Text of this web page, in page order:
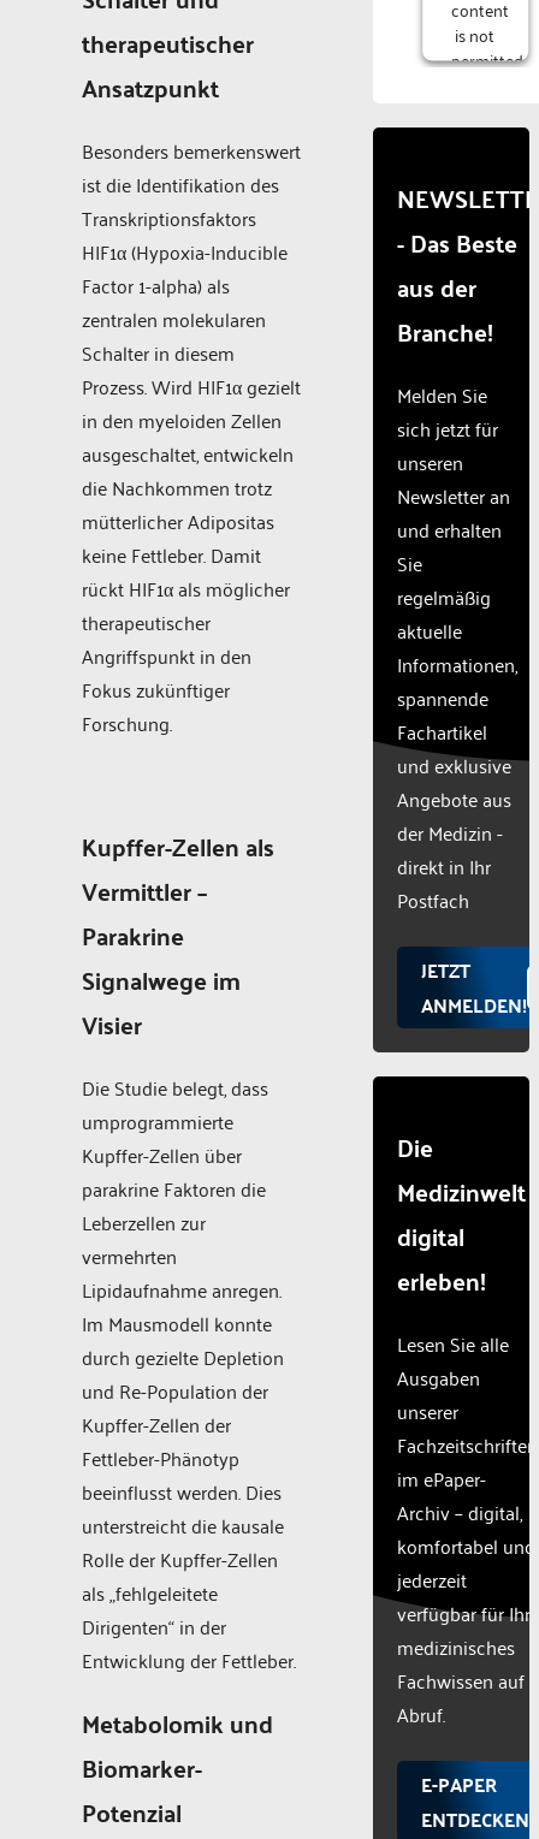
therapeutischer
Ansatzpunkt
Besonders bemerkenswert
ist die Identifikation des
Transkriptionsfaktors
HIF1α (Hypoxia-Inducible
Factor 1-alpha) als
zentralen molekularen
Schalter in diesem
Prozess. Wird HIF1α gezielt
in den myeloiden Zellen
ausgeschaltet, entwickeln
die Nachkommen trotz
mütterlicher Adipositas
keine Fettleber. Damit
rückt HIF1α als möglicher
therapeutischer
Angriffspunkt in den
Fokus zukünftiger
Forschung.
Kupffer-Zellen als
Vermittler –
Parakrine
Signalwege im
Visier
Die Studie belegt, dass
umprogrammierte
Kupffer-Zellen über
parakrine Faktoren die
Leberzellen zur
vermehrten
Lipidaufnahme anregen.
Im Mausmodell konnte
durch gezielte Depletion
und Re-Population der
Kupffer-Zellen der
Fettleber-Phänotyp
beeinflusst werden. Dies
unterstreicht die kausale
Rolle der Kupffer-Zellen
als „fehlgeleitete
Dirigenten“ in der
Entwicklung der Fettleber.
Metabolomik und
Biomarker-
Potenzial
content
is not
permitted
due to
that
are
not
disclosed
to the
The
owner
needs
to
setup
the
site
with
CMP
to add
content
to the
list of
used.
Powered
Consent
- Das Beste
aus der
Branche!
Melden Sie
sich jetzt für
unseren
Newsletter an
und erhalten
Sie
regelmäßig
aktuelle
Informationen,
spannende
Fachartikel
und exklusive
Angebote aus
der Medizin -
direkt in Ihr
Postfach
JETZT
ANMELDEN!
Die
Medizinwelt
digital
erleben!
Lesen Sie alle
Ausgaben
unserer
Fachzeitschriften
im ePaper-
Archiv – digital,
komfortabel und
jederzeit
verfügbar für Ihr
medizinisches
Fachwissen auf
Abruf.
E-PAPER
ENTDECKEN